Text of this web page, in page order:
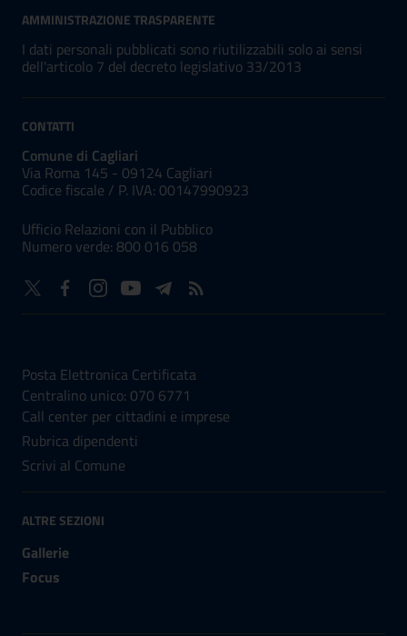
AMMINISTRAZIONE TRASPARENTE
I dati personali pubblicati sono riutilizzabili solo ai sensi
dell'articolo 7 del decreto legislativo 33/2013
CONTATTI
Comune di Cagliari
Via Roma 145 - 09124 Cagliari
Codice fiscale / P. IVA: 00147990923
Ufficio Relazioni con il Pubblico
Numero verde: 800 016 058
Posta Elettronica Certificata
Centralino unico: 070 6771
Call center per cittadini e imprese
Rubrica dipendenti
Scrivi al Comune
ALTRE SEZIONI
Gallerie
Focus